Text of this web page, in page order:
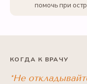
помочь при
КОГДА К ВРАЧУ
*Не